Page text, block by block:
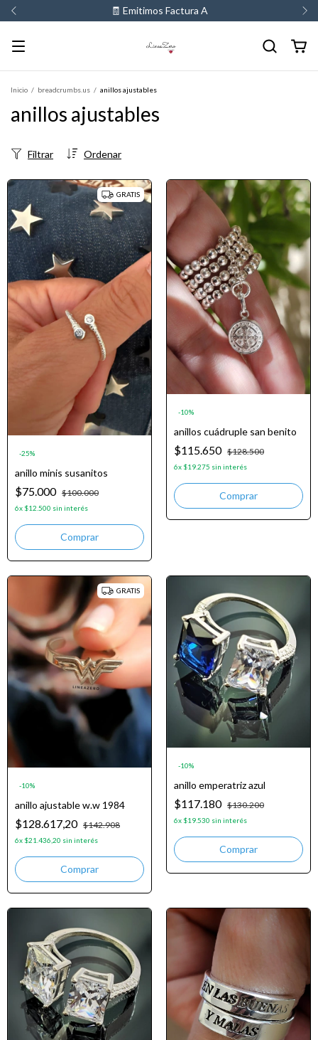
💳 3 y 6 cuotas sin interes
Inicio / breadcrumbs.us / anillos ajustables
anillos ajustables
Ordenar
Filtrar
GRATIS
-25%
anillo minis susanitos
$75.000 $100.000
6x $12.500 sin interés
Comprar
-10%
anillos cuádruple san benito
$115.650 $128.500
6x $19.275 sin interés
GRATIS
-10%
anillo ajustable w.w 1984
$128.617,20 $142.908
6x $21.436,20 sin interés
-10%
anillo emperatriz azul
$117.180 $130.200
6x $19.530 sin interés